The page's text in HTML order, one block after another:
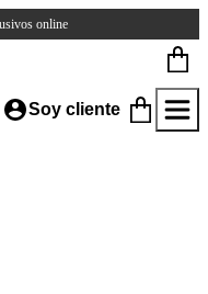
online
Soy cliente